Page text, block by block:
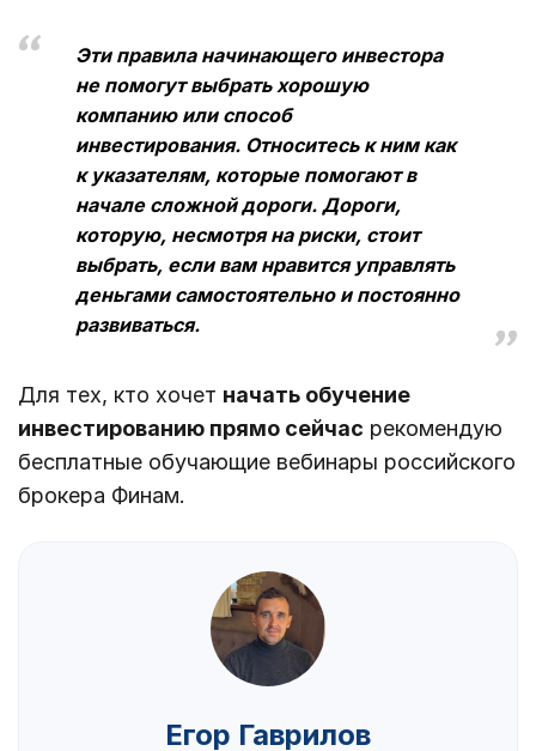
Эти правила начинающего инвестора
не помогут выбрать хорошую
компанию или способ
инвестирования. Относитесь к ним как
к указателям, которые помогают в
начале сложной дороги. Дороги,
которую, несмотря на риски, стоит
выбрать, если вам нравится управлять
деньгами самостоятельно и постоянно
развиваться.
Для тех, кто хочет начать обучение
инвестированию прямо сейчас рекомендую
бесплатные обучающие вебинары российского
брокера Финам.
Егор Гаврилов